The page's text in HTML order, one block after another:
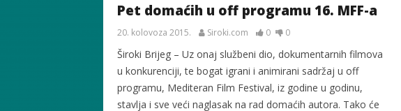
Pet domaćih u off programu 16. MFF-a
20. kolovoza 2015. Siroki.com 0 0
Široki Brijeg – Uz onaj službeni dio, dokumentarnih filmova
u konkurenciji, te bogat igrani i animirani sadržaj u off
programu, Mediteran Film Festival, iz godine u godinu,
stavlja i sve veći naglasak na rad domaćih autora. Tako će